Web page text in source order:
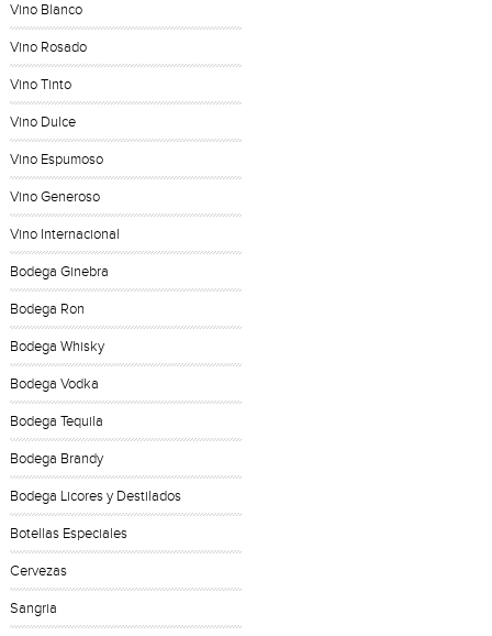
Vino Blanco
Vino Rosado
Vino Tinto
Vino Dulce
Vino Espumoso
Vino Generoso
Vino Internacional
Bodega Ginebra
Bodega Ron
Bodega Whisky
Bodega Vodka
Bodega Tequila
Bodega Brandy
Bodega Licores y Destilados
Botellas Especiales
Cervezas
Sangria